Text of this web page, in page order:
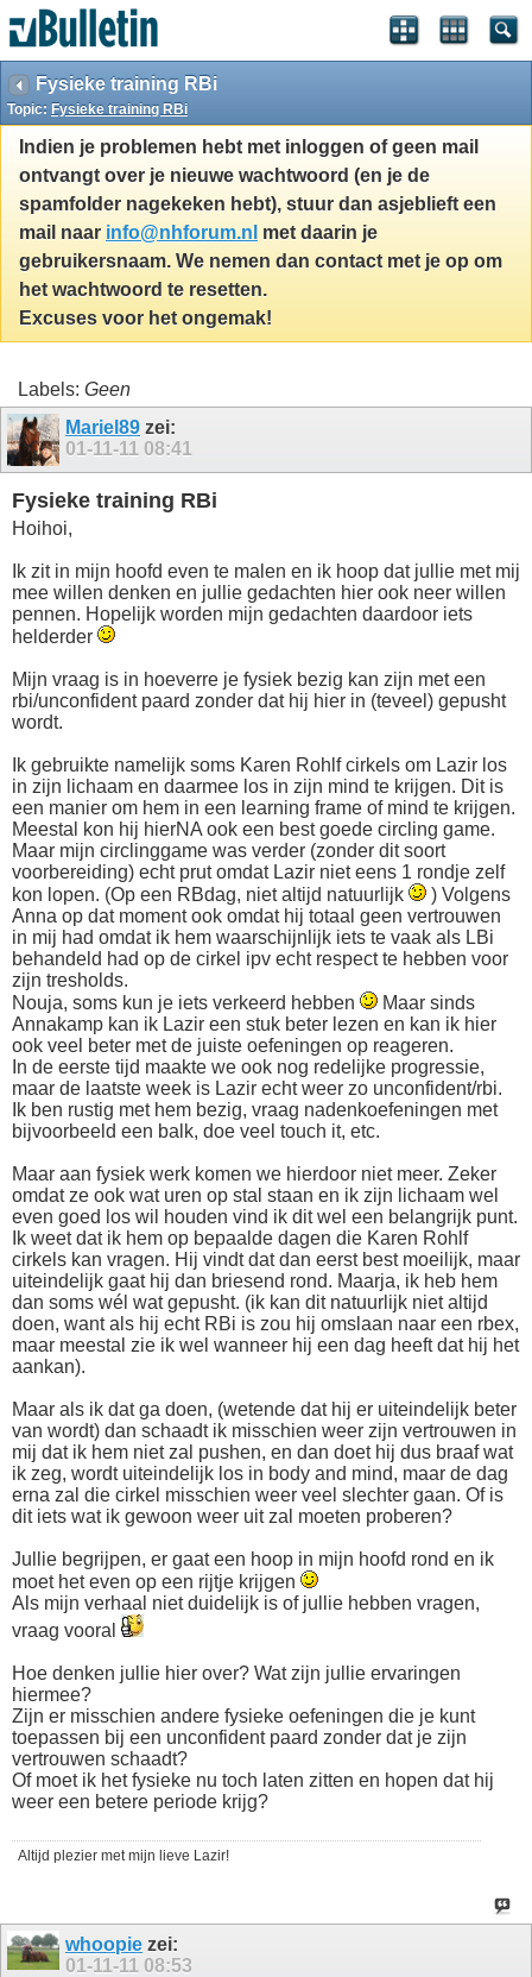
Fysieke training RBi
Topic: Fysieke training RBi
Indien je problemen hebt met inloggen of geen mail
ontvangt over je nieuwe wachtwoord (en je de
spamfolder nagekeken hebt), stuur dan asjeblieft een
mail naar info@nhforum.nl met daarin je
gebruikersnaam. We nemen dan contact met je op om
het wachtwoord te resetten.
Excuses voor het ongemak!
Labels: Geen
Mariel89 zei:
01-11-11 08:41
Fysieke training RBi
Hoihoi,
Ik zit in mijn hoofd even te malen en ik hoop dat jullie met mij
mee willen denken en jullie gedachten hier ook neer willen
pennen. Hopelijk worden mijn gedachten daardoor iets
helderder
Mijn vraag is in hoeverre je fysiek bezig kan zijn met een
rbi/unconfident paard zonder dat hij hier in (teveel) gepusht
wordt.
Ik gebruikte namelijk soms Karen Rohlf cirkels om Lazir los
in zijn lichaam en daarmee los in zijn mind te krijgen. Dit is
een manier om hem in een learning frame of mind te krijgen.
Meestal kon hij hierNA ook een best goede circling game.
Maar mijn circlinggame was verder (zonder dit soort
voorbereiding) echt prut omdat Lazir niet eens 1 rondje zelf
kon lopen. (Op een RBdag, niet altijd natuurlijk
) Volgens
Anna op dat moment ook omdat hij totaal geen vertrouwen
in mij had omdat ik hem waarschijnlijk iets te vaak als LBi
behandeld had op de cirkel ipv echt respect te hebben voor
zijn tresholds.
Nouja, soms kun je iets verkeerd hebben
Maar sinds
Annakamp kan ik Lazir een stuk beter lezen en kan ik hier
ook veel beter met de juiste oefeningen op reageren.
In de eerste tijd maakte we ook nog redelijke progressie,
maar de laatste week is Lazir echt weer zo unconfident/rbi.
Ik ben rustig met hem bezig, vraag nadenkoefeningen met
bijvoorbeeld een balk, doe veel touch it, etc.
Maar aan fysiek werk komen we hierdoor niet meer. Zeker
omdat ze ook wat uren op stal staan en ik zijn lichaam wel
even goed los wil houden vind ik dit wel een belangrijk punt.
Ik weet dat ik hem op bepaalde dagen die Karen Rohlf
cirkels kan vragen. Hij vindt dat dan eerst best moeilijk, maar
uiteindelijk gaat hij dan briesend rond. Maarja, ik heb hem
dan soms wél wat gepusht. (ik kan dit natuurlijk niet altijd
doen, want als hij echt RBi is zou hij omslaan naar een rbex,
maar meestal zie ik wel wanneer hij een dag heeft dat hij het
aankan).
Maar als ik dat ga doen, (wetende dat hij er uiteindelijk beter
van wordt) dan schaadt ik misschien weer zijn vertrouwen in
mij dat ik hem niet zal pushen, en dan doet hij dus braaf wat
ik zeg, wordt uiteindelijk los in body and mind, maar de dag
erna zal die cirkel misschien weer veel slechter gaan. Of is
dit iets wat ik gewoon weer uit zal moeten proberen?
Jullie begrijpen, er gaat een hoop in mijn hoofd rond en ik
moet het even op een rijtje krijgen
Als mijn verhaal niet duidelijk is of jullie hebben vragen,
vraag vooral
Hoe denken jullie hier over? Wat zijn jullie ervaringen
hiermee?
Zijn er misschien andere fysieke oefeningen die je kunt
toepassen bij een unconfident paard zonder dat je zijn
vertrouwen schaadt?
Of moet ik het fysieke nu toch laten zitten en hopen dat hij
weer een betere periode krijg?
Altijd plezier met mijn lieve Lazir!
whoopie zei:
01-11-11 08:53